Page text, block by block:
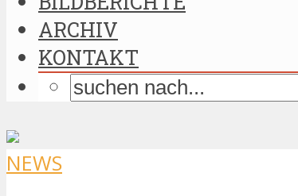
ARCHIV
KONTAKT
NEWS